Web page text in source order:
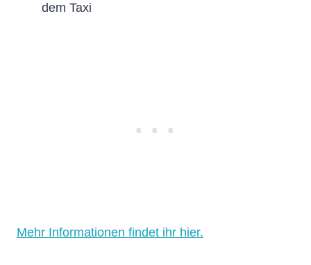
dem Taxi
Mehr Informationen findet ihr hier.